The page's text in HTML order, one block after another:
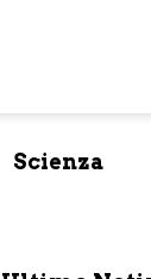
Scienza